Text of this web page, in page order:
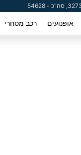
אופנועים רכב מסחרי